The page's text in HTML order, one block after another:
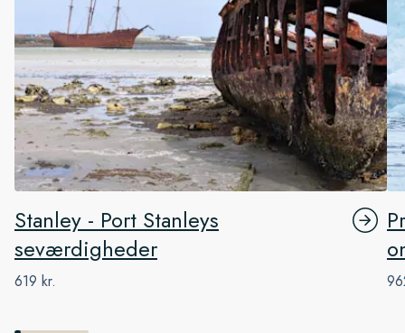
Stanley - Port Stanleys
seværdigheder
619 kr.